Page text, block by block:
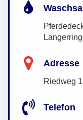
Adresse
Riedweg
Telefon